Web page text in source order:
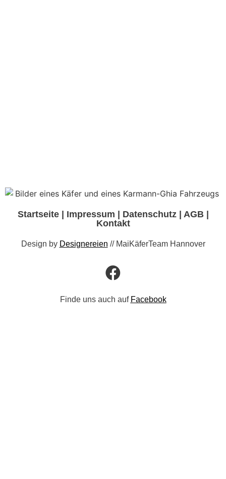
Startseite| Impressum Datenschutz| AGB|
Kontakt
Design by Designereien // MaiKäferTeam Hannover
Finde uns auch auf Facebook